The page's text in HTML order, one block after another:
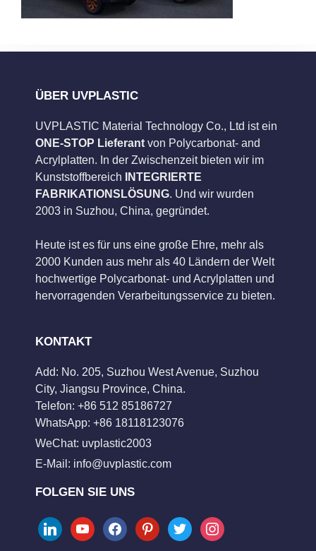
ÜBER UVPLASTIC
UVPLASTIC Material Technology Co., Ltd ist ein
ONE-STOP Lieferant von Polycarbonat- and
Acrylplatten. In der Zwischenzeit bieten wir im
Kunststoffbereich
INTEGRIERTE
FABRIKATIONSLÖSUNG. Und wir wurden
2003 in Suzhou, China, gegründet.
Heute ist es für uns eine große Ehre, mehr als
2000 Kunden aus mehr als 40 Ländern der Welt
hochwertige Polycarbonat- und Acrylplatten und
hervorragenden Verarbeitungsservice zu bieten.
KONTAKT
Add: No. 205, Suzhou West Avenue, Suzhou
City, Jiangsu Province, China.
Telefon: +86 512 85186727
WhatsApp: +86 18118123076
WeChat: uvplastic2003
E-Mail: info@uvplastic.com
FOLGEN SIE UNS
linkedinyoutubefacebookpinteresttwitter instagram